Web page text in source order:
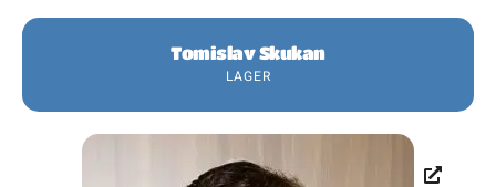
Tomislav Skukan
LAGER